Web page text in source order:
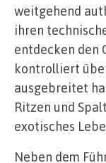
weitgehend
ihren
entdecken den
kontrolliert
ausgebreitet
Ritzen und
exotisches
Neben dem